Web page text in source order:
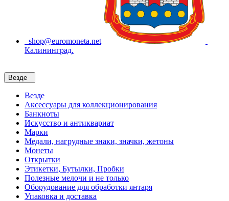
shop@euromoneta.net
Калининград.
Везде
Везде
Аксессуары для коллекционирования
Банкноты
Искусство и антиквариат
Марки
Медали, нагрудные знаки, значки, жетоны
Монеты
Открытки
Этикетки, Бутылки, Пробки
Полезные мелочи и не только
Оборудование для обработки янтаря
Упаковка и доставка